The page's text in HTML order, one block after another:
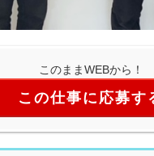
このままWEBから！
この仕事に応募す